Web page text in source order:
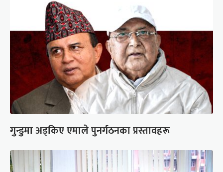
गुन्डुमा अड्किए एमाले पुनर्गठनका प्रस्तावहरू